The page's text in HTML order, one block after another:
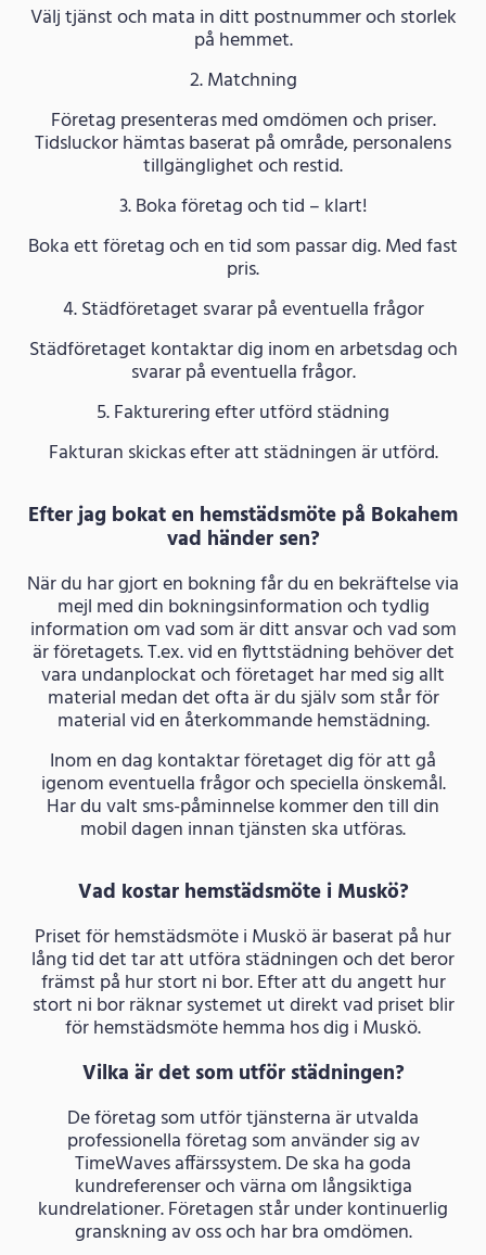
Välj tjänst och mata in ditt postnummer och storlek
på hemmet.
2. Matchning
Företag presenteras med omdömen och priser.
Tidsluckor hämtas baserat på område, personalens
tillgänglighet och restid.
3. Boka företag och tid – klart!
Boka ett företag och en tid som passar dig. Med fast
pris.
4. Städföretaget svarar på eventuella frågor
Städföretaget kontaktar dig inom en arbetsdag och
svarar på eventuella frågor.
5. Fakturering efter utförd städning
Fakturan skickas efter att städningen är utförd.
Efter jag bokat en hemstädsmöte på Bokahem
vad händer sen?
När du har gjort en bokning får du en bekräftelse via
mejl med din bokningsinformation och tydlig
information om vad som är ditt ansvar och vad som
är företagets. T.ex. vid en flyttstädning behöver det
vara undanplockat och företaget har med sig allt
material medan det ofta är du själv som står för
material vid en återkommande hemstädning.
Inom en dag kontaktar företaget dig för att gå
igenom eventuella frågor och speciella önskemål.
Har du valt sms-påminnelse kommer den till din
mobil dagen innan tjänsten ska utföras.
Vad kostar hemstädsmöte i Muskö?
Priset för hemstädsmöte i Muskö är baserat på hur
lång tid det tar att utföra städningen och det beror
främst på hur stort ni bor. Efter att du angett hur
stort ni bor räknar systemet ut direkt vad priset blir
för hemstädsmöte hemma hos dig i Muskö.
Vilka är det som utför städningen?
De företag som utför tjänsterna är utvalda
professionella företag som använder sig av
TimeWaves affärssystem. De ska ha goda
kundreferenser och värna om långsiktiga
kundrelationer. Företagen står under kontinuerlig
granskning av oss och har bra omdömen.